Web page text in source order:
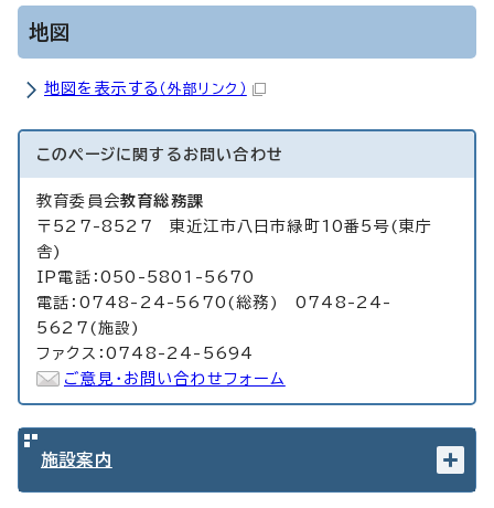
地図
地図を表示する （外部リンク）
このページに関する お問い合わせ
教育委員会教育総務課
〒527-8527 東近江市八日市緑町10番5号(東庁
舎)
IP電話：050-5801-5670
電話：0748-24-5670(総務) 0748-24-
5627(施設)
ファクス：0748-24-5694
ご意見・お問い合わせフォーム
施設案内